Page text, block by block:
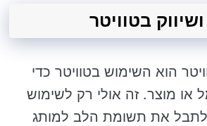
הוא השימוש בטוויטר כדי
או מוצר. זה אולי רק לשימוש
לתבל את תשומת הלב למותג